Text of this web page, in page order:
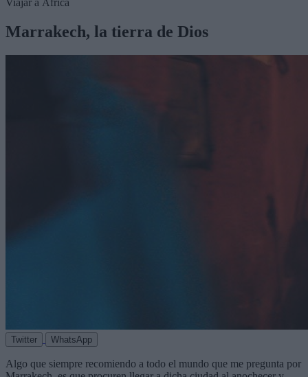
Viajar a África
Marrakech, la tierra de Dios
Twitter WhatsApp
Algo que siempre recomiendo a todo el mundo que me pregunta por